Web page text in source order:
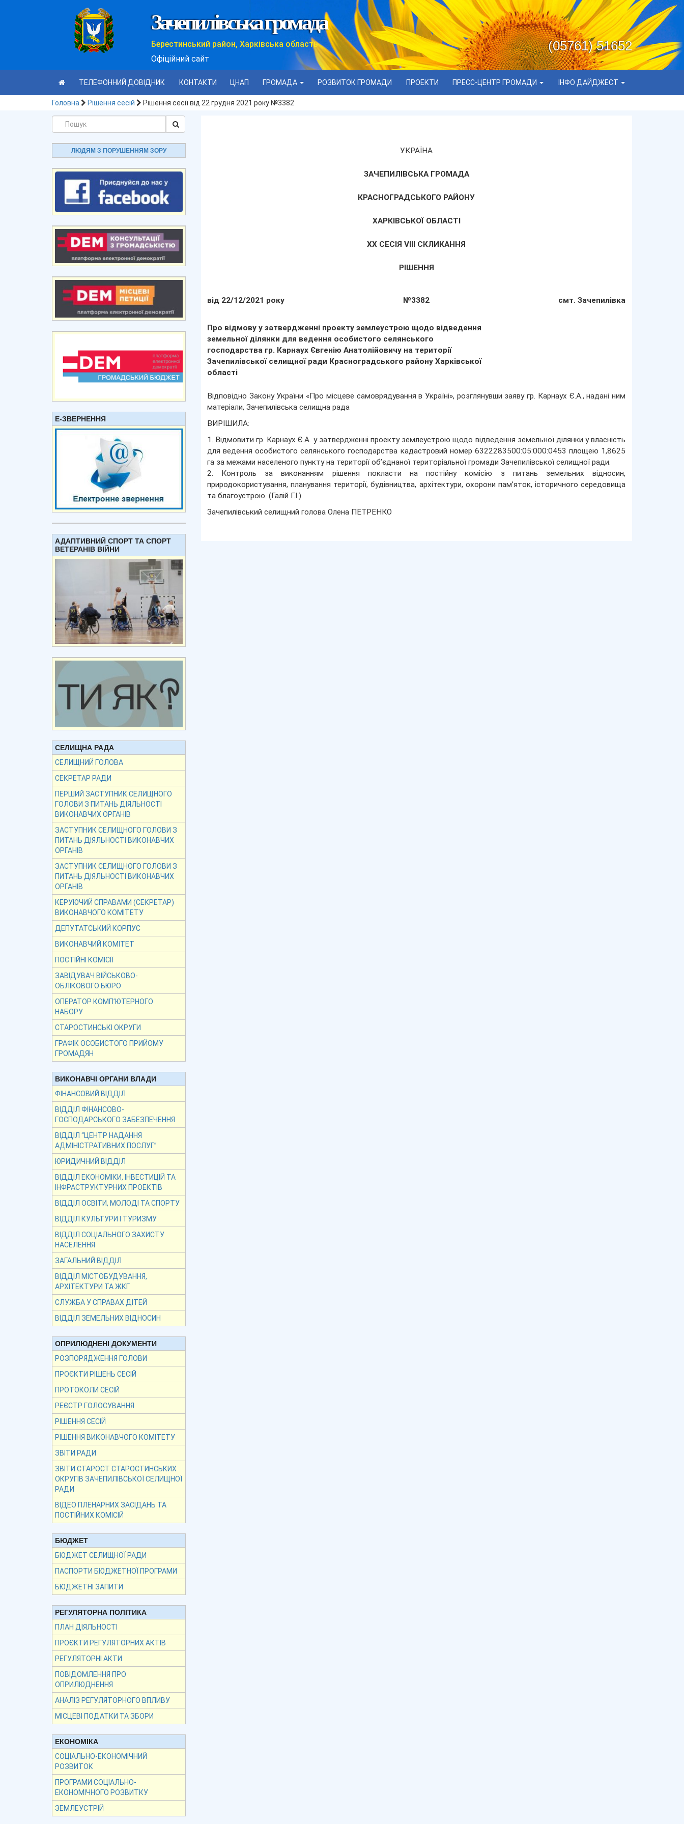
Зачепилівська громада
Берестинський район, Харківська область
Офіційний сайт
(05761) 51652
ТЕЛЕФОННИЙ ДОВІДНИК КОНТАКТИ ЦНАП ГРОМАДА РОЗВИТОК ГРОМАДИ ПРОЕКТИ ПРЕСС-ЦЕНТР ГРОМАДИ ІНФО ДАЙДЖЕСТ
Головна Рішення сесій Рішення сесії від 22 грудня 2021 року №3382
ЛЮДЯМ З ПОРУШЕННЯМ ЗОРУ
Е-ЗВЕРНЕННЯ
АДАПТИВНИЙ СПОРТ ТА СПОРТ
ВЕТЕРАНІВ ВІЙНИ
СЕЛИЩНА РАДА
СЕЛИЩНИЙ ГОЛОВА
СЕКРЕТАР РАДИ
ПЕРШИЙ ЗАСТУПНИК СЕЛИЩНОГО
ГОЛОВИ З ПИТАНЬ ДІЯЛЬНОСТІ
ВИКОНАВЧИХ ОРГАНІВ
ЗАСТУПНИК СЕЛИЩНОГО ГОЛОВИ З
ПИТАНЬ ДІЯЛЬНОСТІ ВИКОНАВЧИХ
ОРГАНІВ
ЗАСТУПНИК СЕЛИЩНОГО ГОЛОВИ З
ПИТАНЬ ДІЯЛЬНОСТІ ВИКОНАВЧИХ
ОРГАНІВ
КЕРУЮЧИЙ СПРАВАМИ (СЕКРЕТАР)
ВИКОНАВЧОГО КОМІТЕТУ
ДЕПУТАТСЬКИЙ КОРПУС
ВИКОНАВЧИЙ КОМІТЕТ
ПОСТІЙНІ КОМІСІЇ
ЗАВІДУВАЧ ВІЙСЬКОВО-
ОБЛІКОВОГО БЮРО
ОПЕРАТОР КОМП’ЮТЕРНОГО
НАБОРУ
СТАРОСТИНСЬКІ ОКРУГИ
ГРАФІК ОСОБИСТОГО ПРИЙОМУ
ГРОМАДЯН
ВИКОНАВЧІ ОРГАНИ ВЛАДИ
ФІНАНСОВИЙ ВІДДІЛ
ВІДДІЛ ФІНАНСОВО-
ГОСПОДАРСЬКОГО ЗАБЕЗПЕЧЕННЯ
ВІДДІЛ “ЦЕНТР НАДАННЯ
АДМІНІСТРАТИВНИХ ПОСЛУГ”
ЮРИДИЧНИЙ ВІДДІЛ
ВІДДІЛ ЕКОНОМІКИ, ІНВЕСТИЦІЙ ТА
ІНФРАСТРУКТУРНИХ ПРОЕКТІВ
ВІДДІЛ ОСВІТИ, МОЛОДІ ТА СПОРТУ
ВІДДІЛ КУЛЬТУРИ І ТУРИЗМУ
ВІДДІЛ СОЦІАЛЬНОГО ЗАХИСТУ
НАСЕЛЕННЯ
ЗАГАЛЬНИЙ ВІДДІЛ
ВІДДІЛ МІСТОБУДУВАННЯ,
АРХІТЕКТУРИ ТА ЖКГ
СЛУЖБА У СПРАВАХ ДІТЕЙ
ВІДДІЛ ЗЕМЕЛЬНИХ ВІДНОСИН
ОПРИЛЮДНЕНІ ДОКУМЕНТИ
РОЗПОРЯДЖЕННЯ ГОЛОВИ
ПРОЄКТИ РІШЕНЬ СЕСІЙ
ПРОТОКОЛИ СЕСІЙ
РЕЄСТР ГОЛОСУВАННЯ
РІШЕННЯ СЕСІЙ
РІШЕННЯ ВИКОНАВЧОГО КОМІТЕТУ
ЗВІТИ РАДИ
ЗВІТИ СТАРОСТ СТАРОСТИНСЬКИХ
ОКРУГІВ ЗАЧЕПИЛІВСЬКОЇ СЕЛИЩНОЇ
РАДИ
ВІДЕО ПЛЕНАРНИХ ЗАСІДАНЬ ТА
ПОСТІЙНИХ КОМІСІЙ
БЮДЖЕТ
БЮДЖЕТ СЕЛИЩНОЇ РАДИ
ПАСПОРТИ БЮДЖЕТНОЇ ПРОГРАМИ
БЮДЖЕТНІ ЗАПИТИ
РЕГУЛЯТОРНА ПОЛІТИКА
ПЛАН ДІЯЛЬНОСТІ
ПРОЄКТИ РЕГУЛЯТОРНИХ АКТІВ
РЕГУЛЯТОРНІ АКТИ
ПОВІДОМЛЕННЯ ПРО
ОПРИЛЮДНЕННЯ
АНАЛІЗ РЕГУЛЯТОРНОГО ВПЛИВУ
МІСЦЕВІ ПОДАТКИ ТА ЗБОРИ
ЕКОНОМІКА
СОЦІАЛЬНО-ЕКОНОМІЧНИЙ
РОЗВИТОК
ПРОГРАМИ СОЦІАЛЬНО-
ЕКОНОМІЧНОГО РОЗВИТКУ
ЗЕМЛЕУСТРІЙ
УКРАЇНА
ЗАЧЕПИЛІВСЬКА ГРОМАДА
КРАСНОГРАДСЬКОГО РАЙОНУ
ХАРКІВСЬКОЇ ОБЛАСТІ
ХХ СЕСІЯ VIII СКЛИКАННЯ
РІШЕННЯ
від 22/12/2021 року №3382 смт. Зачепилівка
Про відмову у затвердженні проекту землеустрою щодо відведення
земельної ділянки для ведення особистого селянського
господарства гр. Карнаух Євгенію Анатолійовичу на території
Зачепилівської селищної ради Красноградського району Харківської
області
Відповідно Закону України «Про місцеве самоврядування в Україні», розглянувши заяву гр. Карнаух Є.А., надані ним
матеріали, Зачепилівська селищна рада
ВИРІШИЛА:
1. Відмовити гр. Карнаух Є.А. у затвердженні проекту землеустрою щодо відведення земельної ділянки у власність
для ведення особистого селянського господарства кадастровий номер 6322283500:05:000:0453 площею 1,8625
га за межами населеного пункту на території об’єднаної територіальної громади Зачепилівської селищної ради.
2. Контроль за виконанням рішення покласти на постійну комісію з питань земельних відносин,
природокористування, планування території, будівництва, архітектури, охорони пам’яток, історичного середовища
та благоустрою. (Галій Г.І.)
Зачепилівський селищний голова Олена ПЕТРЕНКО